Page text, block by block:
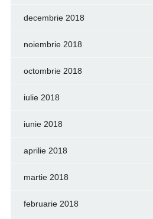
decembrie 2018
noiembrie 2018
octombrie 2018
iulie 2018
iunie 2018
aprilie 2018
martie 2018
februarie 2018